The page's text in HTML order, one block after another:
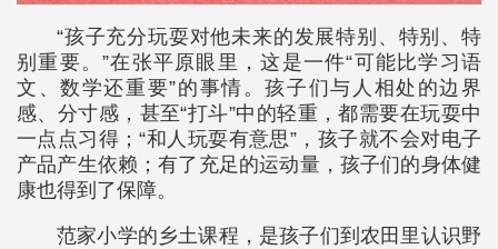
“孩子充分玩耍对他未来的发展特别、特别、特
别重要。”在张平原眼里，这是一件“可能比学习语
文、数学还重要”的事情。孩子们与人相处的边界
感、分寸感，甚至“打斗”中的轻重，都需要在玩耍中
一点点习得；“和人玩耍有意思”，孩子就不会对电子
产品产生依赖；有了充足的运动量，孩子们的身体健
康也得到了保障。
范家小学的乡土课程，是孩子们到农田里认识野